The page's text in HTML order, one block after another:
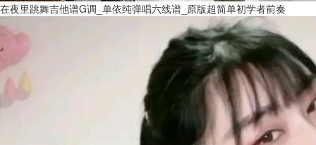
在夜里跳舞吉他谱G调_单依纯弹唱六线谱_原版超简单初学者前奏